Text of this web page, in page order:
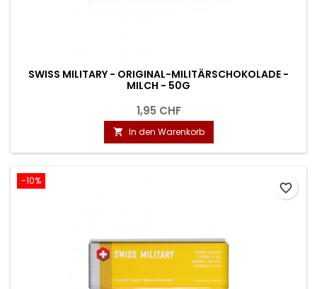
SWISS MILITARY - ORIGINAL-MILITÄRSCHOKOLADE -
MILCH - 50G
1,95 CHF
 In den Warenkorb
-10%
favorite_border